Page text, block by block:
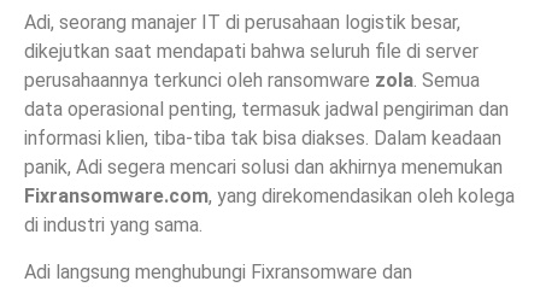
Adi, seorang manajer IT di perusahaan logistik besar,
dikejutkan saat mendapati bahwa seluruh file di server
perusahaannya terkunci oleh ransomware zola. Semua
data operasional penting, termasuk jadwal pengiriman dan
informasi klien, tiba-tiba tak bisa diakses. Dalam keadaan
panik, Adi segera mencari solusi dan akhirnya menemukan
Fixransomware.com, yang direkomendasikan oleh kolega
di industri yang sama.
Adi langsung menghubungi Fixransomware dan